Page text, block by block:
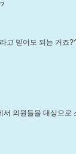
고 믿어도 되는 거죠
서 의원들을 대상으로